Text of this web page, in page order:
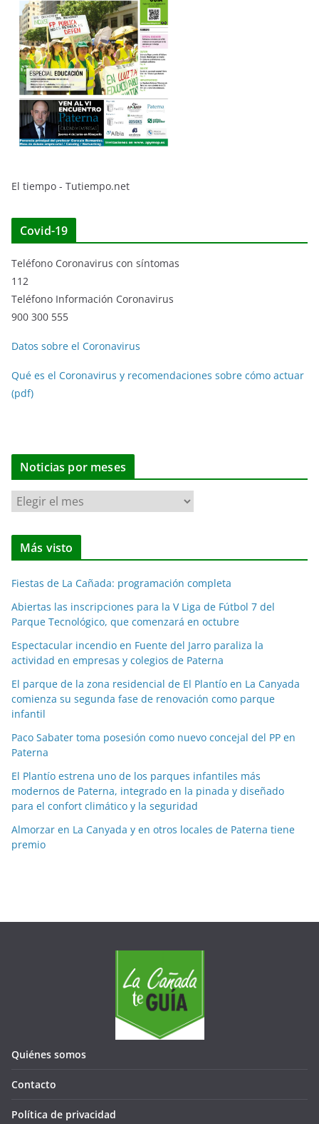
El tiempo - Tutiempo.net
Covid-19
Teléfono Coronavirus con síntomas
112
Teléfono Información Coronavirus
900 300 555
Datos sobre el Coronavirus
Qué es el Coronavirus y recomendaciones sobre cómo actuar
(pdf)
Noticias por meses
N
o
t
i
a
s
p
o
r
m
e
s
e
Más visto
Fiestas de La Cañada: programación completa
Abiertas las inscripciones para la V Liga de Fútbol 7 del
Parque Tecnológico, que comenzará en octubre
Espectacular incendio en Fuente del Jarro paraliza la
actividad en empresas y colegios de Paterna
El parque de la zona residencial de El Plantío en La Canyada
comienza su segunda fase de renovación como parque
infantil
Paco Sabater toma posesión como nuevo concejal del PP en
Paterna
El Plantío estrena uno de los parques infantiles más
modernos de Paterna, integrado en la pinada y diseñado
para el confort climático y la seguridad
Almorzar en La Canyada y en otros locales de Paterna tiene
premio
Quiénes somos
Contacto
Política de privacidad